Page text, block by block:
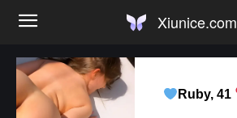
Xiunice.com
Ruby, 41